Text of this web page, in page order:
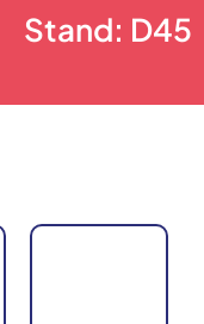
Stand: D45